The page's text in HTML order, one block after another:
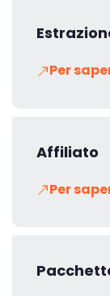
Per
Affiliato
Per